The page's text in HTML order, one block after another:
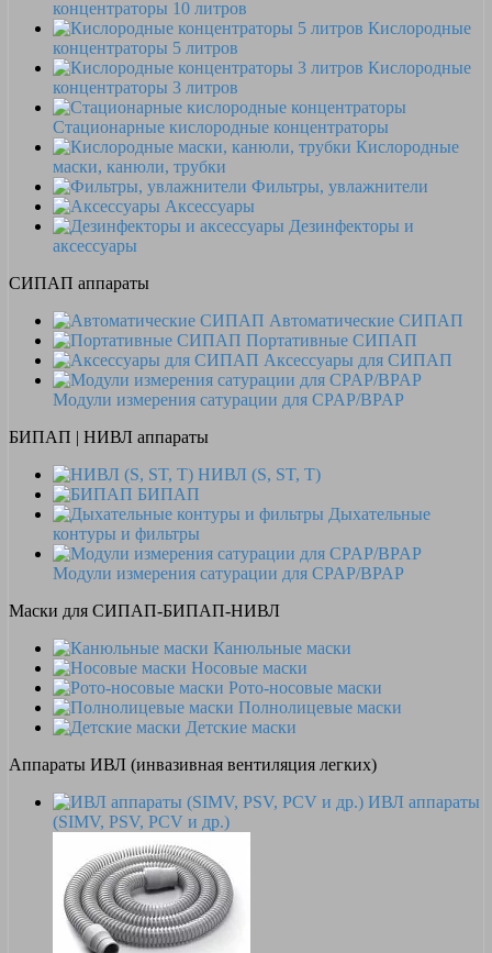
концентраторы 10 литров
Кислородные
концентраторы 5 литров
Кислородные
концентраторы 3 литров
Стационарные кислородные концентраторы
Кислородные
маски, канюли, трубки
Фильтры, увлажнители
Аксессуары
Дезинфекторы и
аксессуары
СИПАП аппараты
Автоматические СИПАП
Портативные СИПАП
Аксессуары для СИПАП
Модули измерения сатурации для CPAP/BPAP
БИПАП | НИВЛ аппараты
НИВЛ (S, ST, T)
БИПАП
Дыхательные
контуры и фильтры
Модули измерения сатурации для CPAP/BPAP
Маски для СИПАП-БИПАП-НИВЛ
Канюльные маски
Носовые маски
Рото-носовые маски
Полнолицевые маски
Детские маски
Аппараты ИВЛ (инвазивная вентиляция легких)
ИВЛ аппараты
(SIMV, PSV, PCV и др.)